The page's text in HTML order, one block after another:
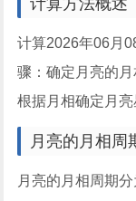
计算方法概述
计算2026年06月
骤：确定月亮的
根据月相确定月亮
月亮的月相周
月亮的月相周期